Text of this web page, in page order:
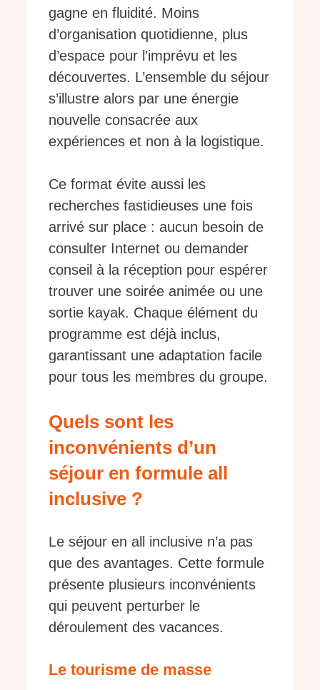
gagne en fluidité. Moins
d’organisation quotidienne, plus
d’espace pour l’imprévu et les
découvertes. L’ensemble du séjour
s’illustre alors par une énergie
nouvelle consacrée aux
expériences et non à la logistique.
Ce format évite aussi les
recherches fastidieuses une fois
arrivé sur place : aucun besoin de
consulter Internet ou demander
conseil à la réception pour espérer
trouver une soirée animée ou une
sortie kayak. Chaque élément du
programme est déjà inclus,
garantissant une adaptation facile
pour tous les membres du groupe.
Quels sont les
inconvénients d’un
séjour en formule all
inclusive ?
Le séjour en all inclusive n’a pas
que des avantages. Cette formule
présente plusieurs inconvénients
qui peuvent perturber le
déroulement des vacances.
Le tourisme de masse